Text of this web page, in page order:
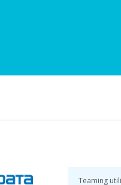
Teaming